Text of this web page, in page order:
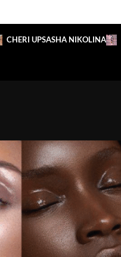
CHERI UPSASHA NIKOLINA